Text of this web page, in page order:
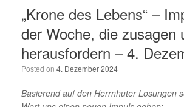
„Krone des Lebens“ –
der Woche, die zusagen
herausfordern – 4.
Posted on 4. Dezember 2024
Basierend auf den Herrnhuter Losungen